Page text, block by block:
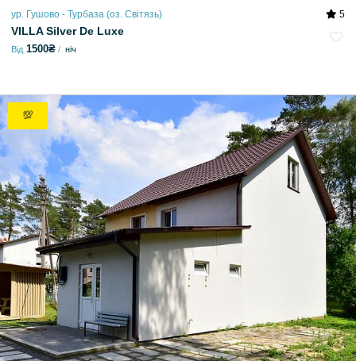
ур. Гушово - Турбаза (оз. Світязь) 5
VILLA Silver De Luxe
Від 1500₴ ніч
💯